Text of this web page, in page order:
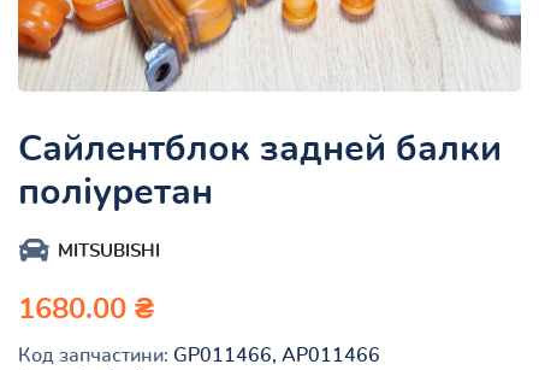
Сайлентблок задней балки
поліуретан
MITSUBISHI
1680.00 ₴
Код запчастини: GP011466, AP011466